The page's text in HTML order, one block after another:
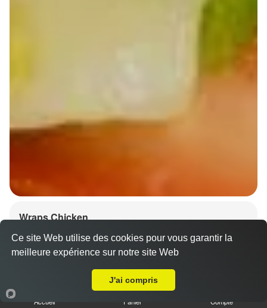
Wraps Chicken
8.50 €
Accueil Panier Compte
Ce site Web utilise des cookies pour vous garantir la
meilleure expérience sur notre site Web
J'ai compris